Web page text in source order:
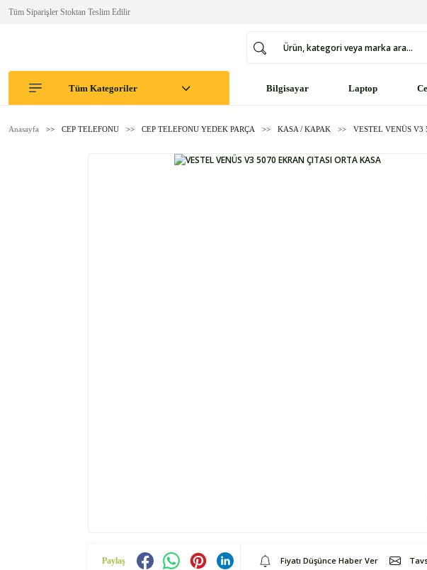
Tüm Siparişler Stoktan Teslim Edilir
Tüm Kategoriler Bilgisayar Laptop
Anasayfa CEP TELEFONU CEP TELEFONU YEDEK PARÇA KASA / KAPAK VESTEL VENÜS V3
Paylaş Fiyatı Düşünce Haber Ver